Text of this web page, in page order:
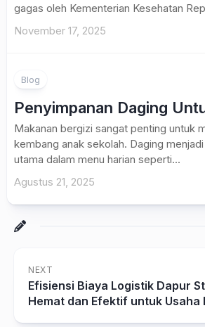
gagas oleh Kementerian Kesehatan
November 17, 2025
Blog
Penyimpanan Daging
Makanan bergizi sangat penting untuk
kembang anak sekolah. Daging
utama dalam menu harian seperti...
Agustus 21, 2025
NEXT
Efisiensi Biaya Logistik Dapur
Hemat dan Efektif untuk Usaha